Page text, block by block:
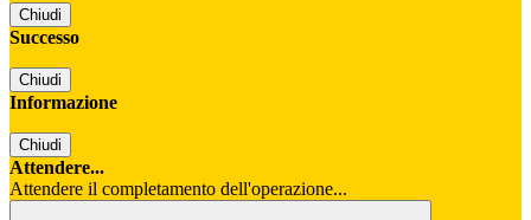
Chiudi
Successo
Chiudi
Informazione
Chiudi
Attendere...
Attendere il completamento dell'operazione...